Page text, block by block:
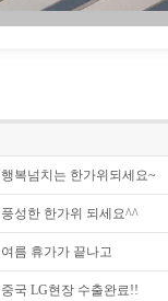
행복넘치는 한가위되세요~
풍성한 한가위 되세요^^
여름 휴가가 끝나고
중국 LG현장 수출완료!!